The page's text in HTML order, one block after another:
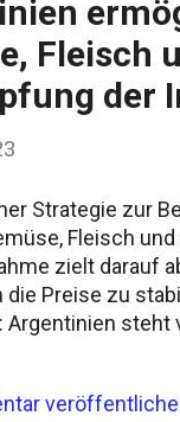
Fleisch
der
Strategie zur
Fleisch
zielt darauf
die Preise zu
Argentinien steht
zu erleichtern